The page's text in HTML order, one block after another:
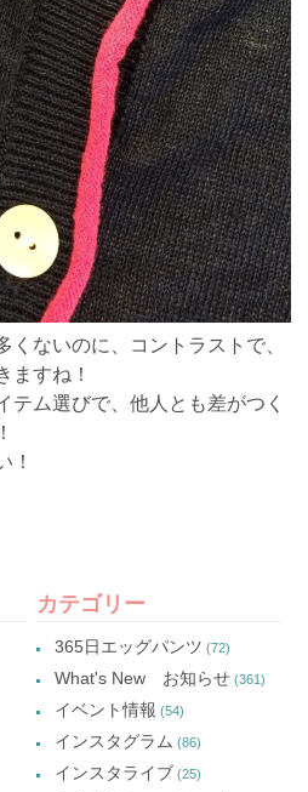
くないのに、コントラストで、
ますね！
テム選びで、他人とも差がつく
！
カテゴリー
365日エッグパンツ (72)
What's New お知らせ(361)
イベント情報 (54)
インスタグラム (86)
インスタライブ (25)